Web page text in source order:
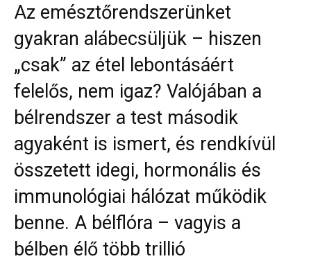
Az emésztőrendszerünket
gyakran alábecsüljük – hiszen
„csak” az étel lebontásáért
felelős, nem igaz? Valójában a
bélrendszer a test második
agyaként is ismert, és rendkívül
összetett idegi, hormonális és
immunológiai hálózat működik
benne. A bélflóra – vagyis a
bélben élő több trillió